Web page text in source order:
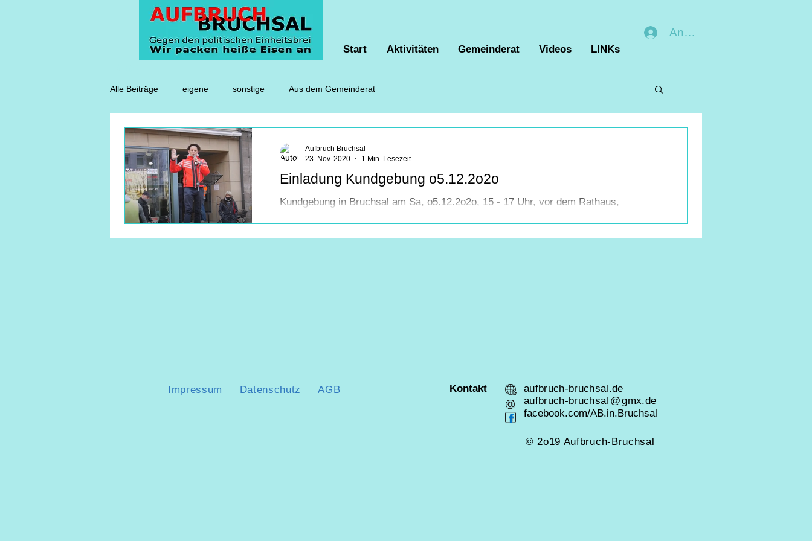
Start Aktivitäten Gemeinderat Videos LINKs
Anmelden
Alle Beiträge eigene sonstige Aus dem Gemeinderat
Einladung Kundgebung o5.12.2o2o
Kundgebung in Bruchsal am Sa, o5.12.2o2o, 15 - 17 Uhr, vor dem Rathaus,
Aufbruch Bruchsal
23. Nov. 2020
1 Min. Lesezeit
Impressum Datenschutz AGB Kontakt aufbruch-bruchsal.de
aufbruch-bruchsal @gmx.de
facebook.com/AB.in.Bruchsal
© 2o19 Aufbruch-Bruchsal